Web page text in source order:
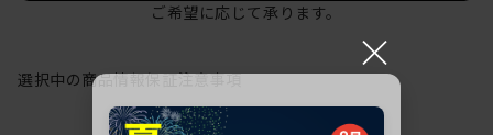
ご希望に応じて承ります。
選択中の商品情報保証注意事項
×